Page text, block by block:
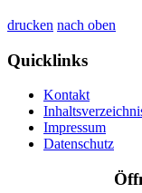
drucken nach oben
Quicklinks
Kontakt
Impressum
Datenschutz